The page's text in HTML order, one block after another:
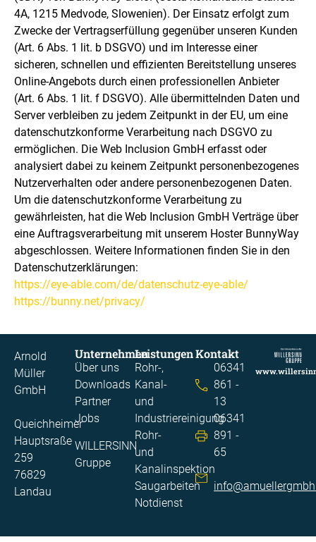
4A, 1215 Medvode, Slowenien). Der Einsatz erfolgt zum
Zwecke der Vertragserfüllung gegenüber unseren Kunden
(Art. 6 Abs. 1 lit. b DSGVO) und im Interesse einer
sicheren, schnellen und effizienten Bereitstellung unseres
Online-Angebots durch einen professionellen Anbieter
(Art. 6 Abs. 1 lit. f DSGVO). Alle übermittelnden Daten und
Server verbleiben zu jedem Zeitpunkt in der EU, um eine
datenschutzkonforme Verarbeitung nach DSGVO zu
ermöglichen. Die Web Inclusion GmbH erfasst oder
analysiert dabei zu keinem Zeitpunkt personenbezogenes
Nutzerverhalten oder andere personenbezogenen Daten.
Um die datenschutzkonforme Verarbeitung zu
gewährleisten, hat die Web Inclusion GmbH Verträge über
eine Auftragsverarbeitung mit unserem Hoster BunnyWay
abgeschlossen. Weitere Informationen finden Sie in den
Datenschutzerklärungen:
https://eye-able.com/de/datenschutz-eye-able/
https://bunny.net/privacy/
Arnold
Müller
GmbH
Queichheimer
Hauptsraße
259
76829
Landau
Unternehmen
Über uns
Downloads
Partner
Jobs
WILLERSINN
Gruppe
Leistungen
Rohr-,
Kanal-
und
Industriereinigung​
Rohr-
und
Kanalinspektion​
Saugarbeiten​
Notdienst
Kontakt
06341
861 -
13
06341
891 -
65
​